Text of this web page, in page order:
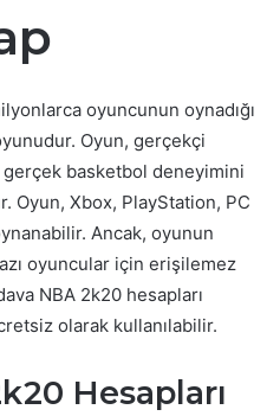
oyuncunun oynadığı
Oyun, gerçekçi
basketbol deneyimini
Oyun, Xbox, PlayStation, PC
Ancak, oyunun
oyuncular için erişilemez
NBA 2k20 hesapları
olarak kullanılabilir.
Hesapları